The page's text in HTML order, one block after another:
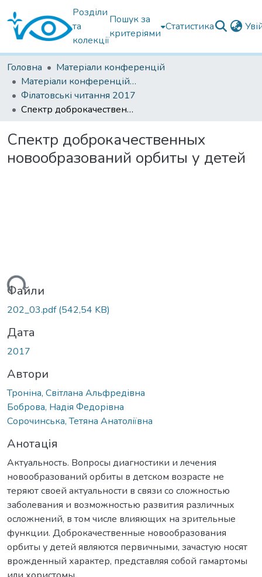
Розділи
та
колекції
Пошук за
критеріями
Статистика
Головна
Матеріали конференцій
Матеріали конференцій Інституту Філатова
Філатовські читання 2017
Спектр доброкачественных новообразований орбиты у детей
Спектр доброкачественных
новообразований орбиты у детей
Файли
202_03.pdf(542,54 KB)
Дата
2017
Автори
Троніна, Світлана Альфредівна
Боброва, Надія Федорівна
Сорочинська, Тетяна Анатоліївна
Анотація
Актуальность. Вопросы диагностики и лечения
новообразований орбиты в детском возрасте не
теряют своей актуальности в связи со сложностью
заболевания и возможностью развития различных
осложнений, в том числе влияющих на зрительные
функции. Доброкачественные новообразования
орбиты у детей являются первичными, зачастую носят
врожденный характер, представляя собой гамартомы